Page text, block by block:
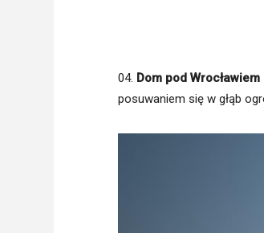
04. Dom pod
posuwaniem się w głąb